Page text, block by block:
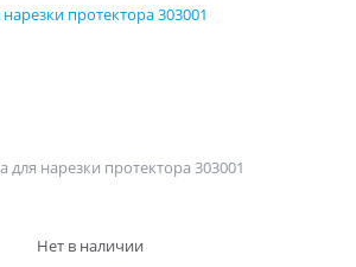
нарезки протектора 303001
Нет в наличии